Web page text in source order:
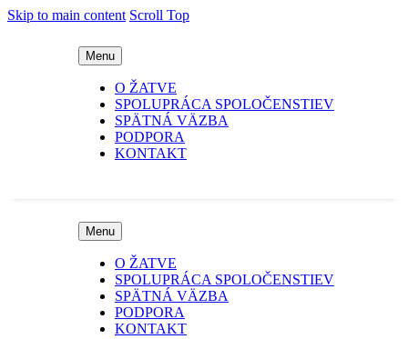
Skip to main content Scroll Top
Menu
O ŽATVE
SPOLUPRÁCA SPOLOČENSTIEV
SPÄTNÁ VÄZBA
PODPORA
KONTAKT
Menu
O ŽATVE
SPOLUPRÁCA SPOLOČENSTIEV
SPÄTNÁ VÄZBA
PODPORA
KONTAKT